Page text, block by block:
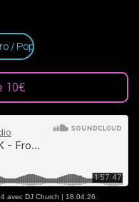
/ Pop
10€
avec DJ Church | 18.04.26